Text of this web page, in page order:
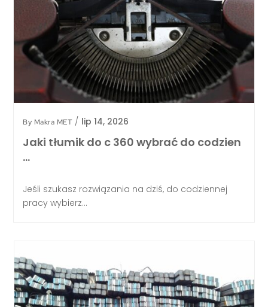
By Makra MET / lip 14, 2026
Jaki tłumik do c 360 wybrać do codzien
…
Jeśli szukasz rozwiązania na dziś, do codziennej
pracy wybierz...